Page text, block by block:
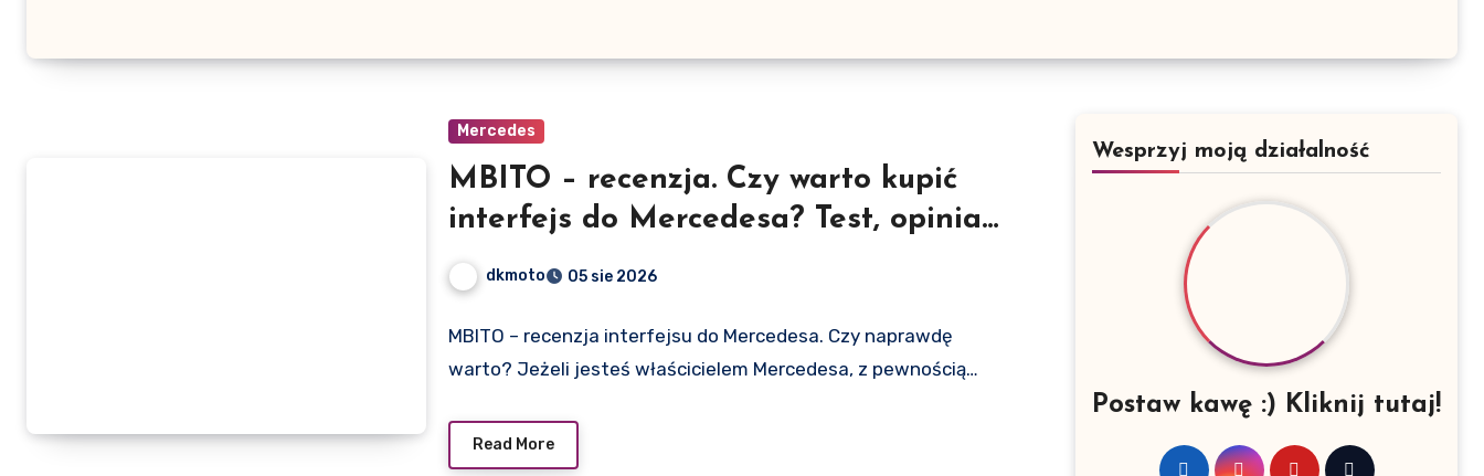
Mercedes
MBITO – recenzja. Czy warto kupić
interfejs do Mercedesa? Test, opinia i
dkmoto 05 sie 2026
MBITO – recenzja interfejsu do Mercedesa. Czy naprawdę
warto? Jeżeli jesteś właścicielem Mercedesa, z pewnością…
Read More
Wesprzyj moją działalność
Postaw kawę :) Kliknij tutaj!